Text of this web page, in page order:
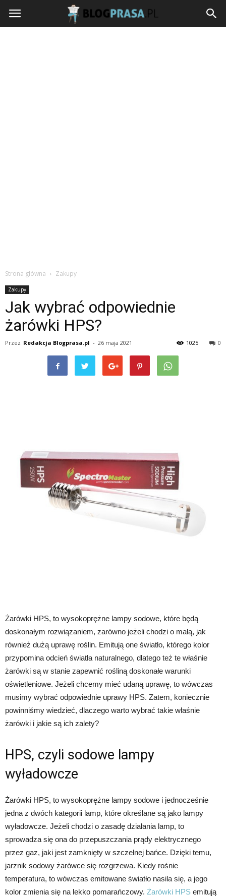
blogprasa.pl
Strona główna Zakupy
Zakupy
Jak wybrać odpowiednie
żarówki HPS?
Przez Redakcja Blogprasa.pl - 26 maja 2021 0
1025
Żarówki HPS, to wysokoprężne lampy sodowe, które będą
doskonałym rozwiązaniem, zarówno jeżeli chodzi o małą, jak
również dużą uprawę roślin. Emitują one światło, którego kolor
przypomina odcień światła naturalnego, dlatego też te właśnie
żarówki są w stanie zapewnić rośliną doskonałe warunki
oświetleniowe. Jeżeli chcemy mieć udaną uprawę, to wówczas
musimy wybrać odpowiednie uprawy HPS. Zatem, koniecznie
powinniśmy wiedzieć, dlaczego warto wybrać takie właśnie
żarówki i jakie są ich zalety?
HPS, czyli sodowe lampy
wyładowcze
Żarówki HPS, to wysokoprężne lampy sodowe i jednocześnie
jedna z dwóch kategorii lamp, które określane są jako lampy
wyładowcze. Jeżeli chodzi o zasadę działania lamp, to
sprowadza się ona do przepuszczania prądy elektrycznego
przez gaz, jaki jest zamknięty w szczelnej bańce. Dzięki temu,
jarznik sodowy żarówce się rozgrzewa. Kiedy rośnie
temperatura, to wówczas emitowane światło nasila się, a jego
kolor zmienia się na lekko pomarańczowy. Żarówki HPS emitują